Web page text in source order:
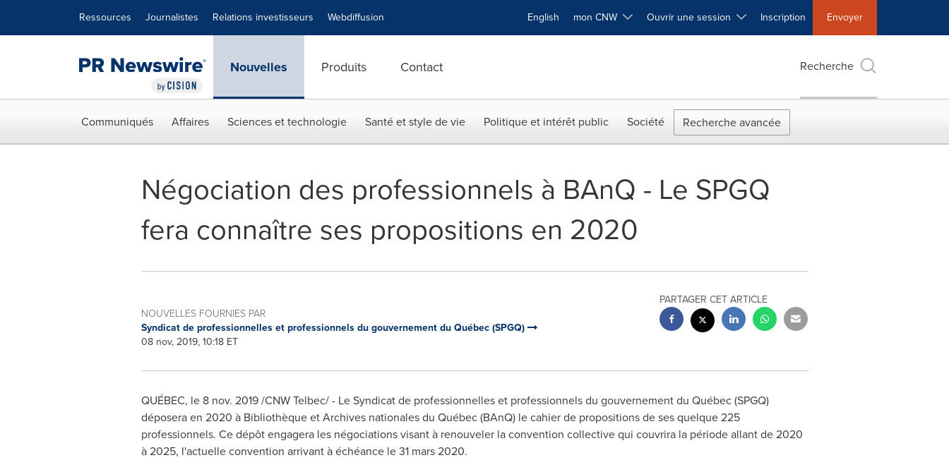
Ressources Journalistes Relations investisseurs Webdiffusion English mon CNW Ouvrir une session Inscription Envoyer
Nouvelles Produits Contact Recherche
Communiqués Affaires Sciences et technologie Santé et style de vie Politique et intérêt public Société Recherche avancée
Négociation des professionnels à BAnQ - Le SPGQ
fera connaître ses propositions en 2020
NOUVELLES FOURNIES PAR
Syndicat de professionnelles et professionnels du gouvernement du Québec (SPGQ)
08 nov, 2019, 10:18 ET
PARTAGER CET ARTICLE
QUÉBEC, le 8 nov. 2019/CNW Telbec/ - Le Syndicat de professionnelles et professionnels du gouvernement du Québec (SPGQ)
déposera en 2020 à Bibliothèque et Archives nationales du Québec (BAnQ) le cahier de propositions de ses quelque 225
professionnels. Ce dépôt engagera les négociations visant à renouveler la convention collective qui couvrira la période allant de 2020
à 2025, l'actuelle convention arrivant à échéance le 31 mars 2020.